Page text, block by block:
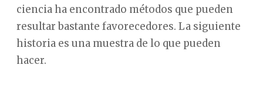
ciencia ha encontrado métodos que pueden
resultar bastante favorecedores. La siguiente
historia es una muestra de lo que pueden
hacer.